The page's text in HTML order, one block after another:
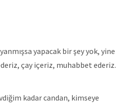
yapacak bir şey yok, yine
çay içeriz, muhabbet ederiz.
kadar candan, kimseye